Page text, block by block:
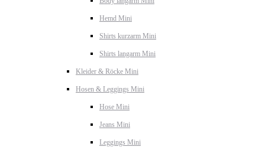
Hemd Mini
Shirts kurzarm Mini
Shirts langarm Mini
Kleider & Röcke Mini
Hosen & Leggings Mini
Hose Mini
Jeans Mini
Leggings Mini